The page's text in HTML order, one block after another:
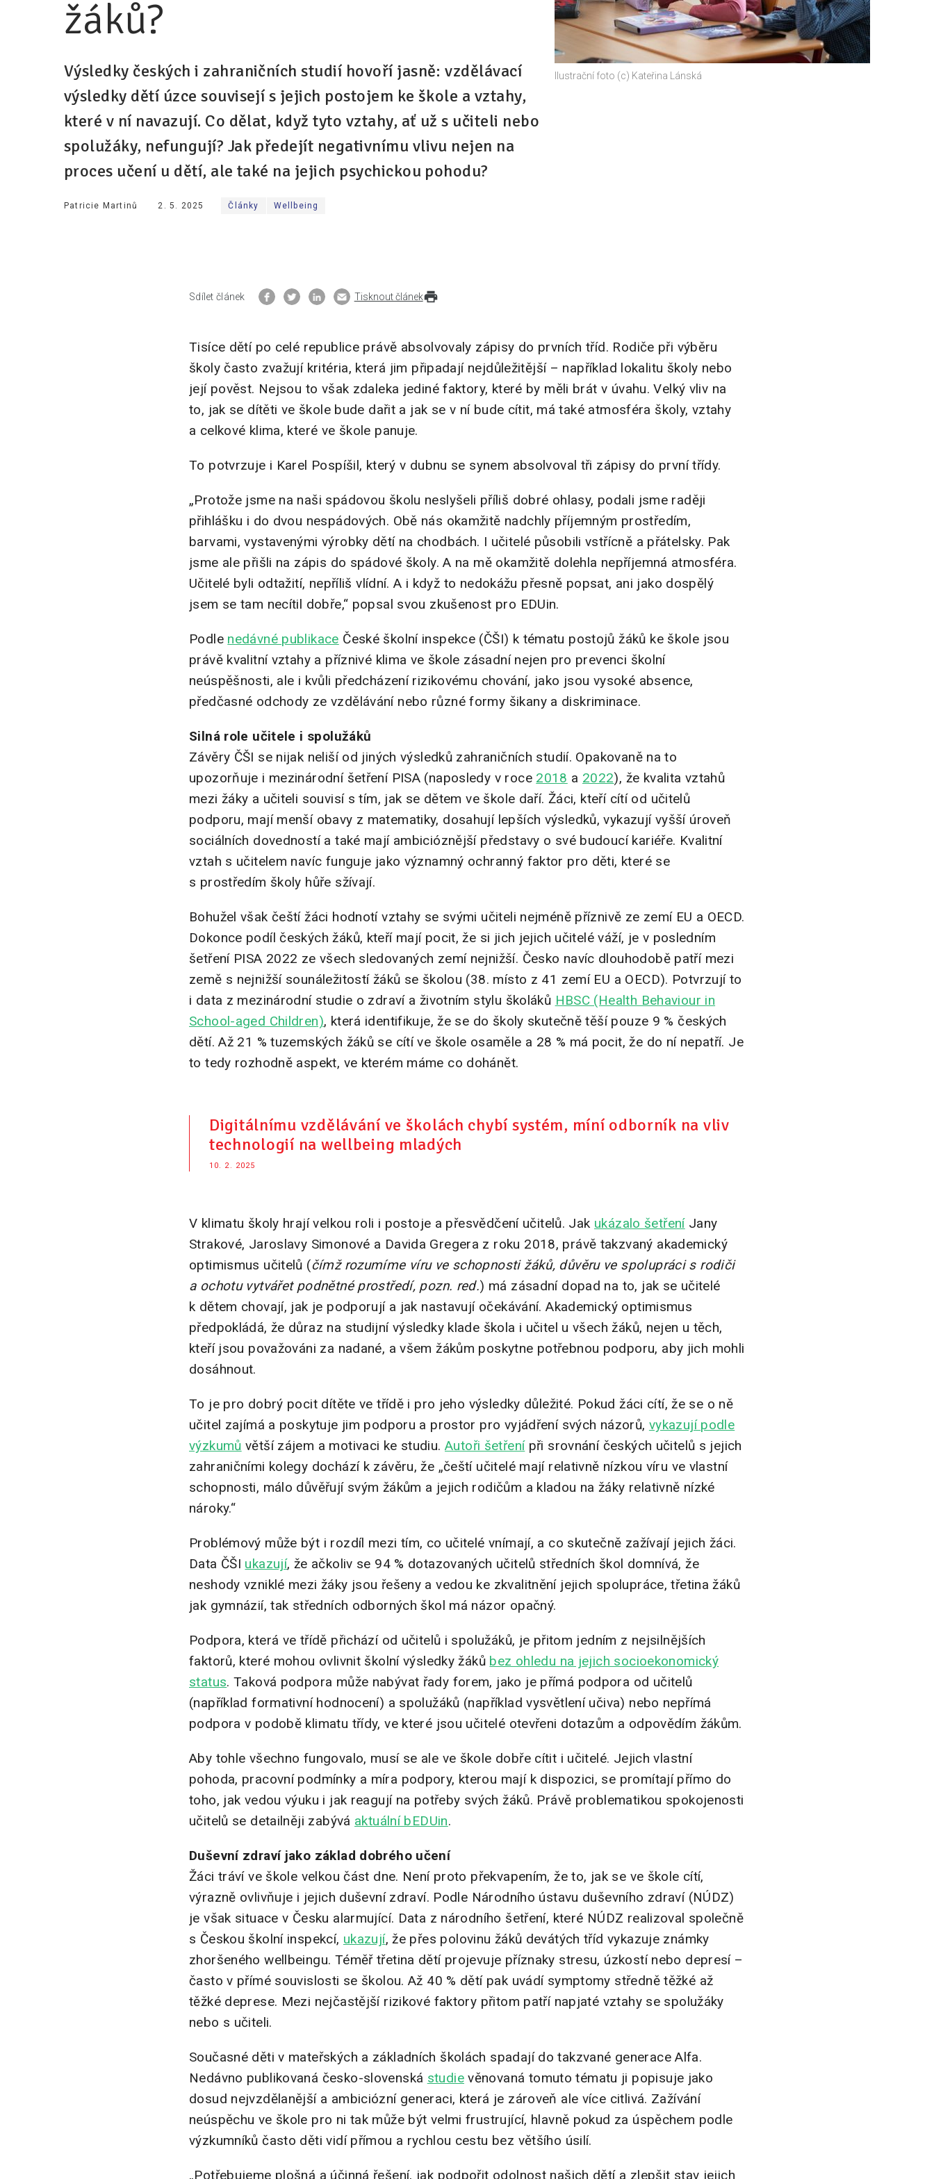
žáků?
Výsledky českých i zahraničních studií hovoří jasně: vzdělávací
výsledky dětí úzce souvisejí s jejich postojem ke škole a vztahy,
které v ní navazují. Co dělat, když tyto vztahy, ať už s učiteli nebo
spolužáky, nefungují? Jak předejít negativnímu vlivu nejen na
proces učení u dětí, ale také na jejich psychickou pohodu?
Patricie Martinů 2. 5. 2025 Články Wellbeing
Ilustrační foto (c) Kateřina Lánská
Sdílet článek Tisknout článek
Tisíce dětí po celé republice právě absolvovaly zápisy do prvních tříd. Rodiče při výběru
školy často zvažují kritéria, která jim připadají nejdůležitější – například lokalitu školy nebo
její pověst. Nejsou to však zdaleka jediné faktory, které by měli brát v úvahu. Velký vliv na
to, jak se dítěti ve škole bude dařit a jak se v ní bude cítit, má také atmosféra školy, vztahy
a celkové klima, které ve škole panuje.
To potvrzuje i Karel Pospíšil, který v dubnu se synem absolvoval tři zápisy do první třídy.
„Protože jsme na naši spádovou školu neslyšeli příliš dobré ohlasy, podali jsme raději
přihlášku i do dvou nespádových. Obě nás okamžitě nadchly příjemným prostředím,
barvami, vystavenými výrobky dětí na chodbách. I učitelé působili vstřícně a přátelsky. Pak
jsme ale přišli na zápis do spádové školy. A na mě okamžitě dolehla nepříjemná atmosféra.
Učitelé byli odtažití, nepříliš vlídní. A i když to nedokážu přesně popsat, ani jako dospělý
jsem se tam necítil dobře,“ popsal svou zkušenost pro EDUin.
Podle nedávné publikace České školní inspekce (ČŠI) k tématu postojů žáků ke škole jsou
právě kvalitní vztahy a příznivé klima ve škole zásadní nejen pro prevenci školní
neúspěšnosti, ale i kvůli předcházení rizikovému chování, jako jsou vysoké absence,
předčasné odchody ze vzdělávání nebo různé formy šikany a diskriminace.
Silná role učitele i spolužáků
Závěry ČŠI se nijak neliší od jiných výsledků zahraničních studií. Opakovaně na to
upozorňuje i mezinárodní šetření PISA (naposledy v roce 2018 a 2022), že kvalita vztahů
mezi žáky a učiteli souvisí s tím, jak se dětem ve škole daří. Žáci, kteří cítí od učitelů
podporu, mají menší obavy z matematiky, dosahují lepších výsledků, vykazují vyšší úroveň
sociálních dovedností a také mají ambicióznější představy o své budoucí kariéře. Kvalitní
vztah s učitelem navíc funguje jako významný ochranný faktor pro děti, které se
s prostředím školy hůře sžívají.
Bohužel však čeští žáci hodnotí vztahy se svými učiteli nejméně příznivě ze zemí EU a OECD.
Dokonce podíl českých žáků, kteří mají pocit, že si jich jejich učitelé váží, je v posledním
šetření PISA 2022 ze všech sledovaných zemí nejnižší. Česko navíc dlouhodobě patří mezi
země s nejnižší sounáležitostí žáků se školou (38. místo z 41 zemí EU a OECD). Potvrzují to
i data z mezinárodní studie o zdraví a životním stylu školáků HBSC (Health Behaviour in
School-aged Children), která identifikuje, že se do školy skutečně těší pouze 9 % českých
dětí. Až 21 % tuzemských žáků se cítí ve škole osaměle a 28 % má pocit, že do ní nepatří. Je
to tedy rozhodně aspekt, ve kterém máme co dohánět.
Digitálnímu vzdělávání ve školách chybí systém, míní odborník na vliv
technologií na wellbeing mladých
10. 2. 2025
V klimatu školy hrají velkou roli i postoje a přesvědčení učitelů. Jak ukázalo šetřeníJany
Strakové, Jaroslavy Simonové a Davida Gregera z roku 2018, právě takzvaný akademický
optimismus učitelů (čímž rozumíme víru ve schopnosti žáků, důvěru ve spolupráci s rodiči
a ochotu vytvářet podnětné prostředí, pozn. red.) má zásadní dopad na to, jak se učitelé
k dětem chovají, jak je podporují a jak nastavují očekávání. Akademický optimismus
předpokládá, že důraz na studijní výsledky klade škola i učitel u všech žáků, nejen u těch,
kteří jsou považováni za nadané, a všem žákům poskytne potřebnou podporu, aby jich mohli
dosáhnout.
To je pro dobrý pocit dítěte ve třídě i pro jeho výsledky důležité. Pokud žáci cítí, že se o ně
učitel zajímá a poskytuje jim podporu a prostor pro vyjádření svých názorů, vykazují podle
výzkumů větší zájem a motivaci ke studiu. Autoři šetřenípři srovnání českých učitelů s jejich
zahraničními kolegy dochází k závěru, že „čeští učitelé mají relativně nízkou víru ve vlastní
schopnosti, málo důvěřují svým žákům a jejich rodičům a kladou na žáky relativně nízké
nároky.“
Problémový může být i rozdíl mezi tím, co učitelé vnímají, a co skutečně zažívají jejich žáci.
Data ČŠI ukazují, že ačkoliv se 94 % dotazovaných učitelů středních škol domnívá, že
neshody vzniklé mezi žáky jsou řešeny a vedou ke zkvalitnění jejich spolupráce, třetina žáků
jak gymnázií, tak středních odborných škol má názor opačný.
Podpora, která ve třídě přichází od učitelů i spolužáků, je přitom jedním z nejsilnějších
faktorů, které mohou ovlivnit školní výsledky žáků bez ohledu na jejich socioekonomický
status. Taková podpora může nabývat řady forem, jako je přímá podpora od učitelů
(například formativní hodnocení) a spolužáků (například vysvětlení učiva) nebo nepřímá
podpora v podobě klimatu třídy, ve které jsou učitelé otevřeni dotazům a odpovědím žákům.
Aby tohle všechno fungovalo, musí se ale ve škole dobře cítit i učitelé. Jejich vlastní
pohoda, pracovní podmínky a míra podpory, kterou mají k dispozici, se promítají přímo do
toho, jak vedou výuku i jak reagují na potřeby svých žáků. Právě problematikou spokojenosti
učitelů se detailněji zabývá aktuální bEDUin.
Duševní zdraví jako základ dobrého učení
Žáci tráví ve škole velkou část dne. Není proto překvapením, že to, jak se ve škole cítí,
výrazně ovlivňuje i jejich duševní zdraví. Podle Národního ústavu duševního zdraví (NÚDZ)
je však situace v Česku alarmující. Data z národního šetření, které NÚDZ realizoval společně
s Českou školní inspekcí, ukazují, že přes polovinu žáků devátých tříd vykazuje známky
zhoršeného wellbeingu. Téměř třetina dětí projevuje příznaky stresu, úzkostí nebo depresí –
často v přímé souvislosti se školou. Až 40 % dětí pak uvádí symptomy středně těžké až
těžké deprese. Mezi nejčastější rizikové faktory přitom patří napjaté vztahy se spolužáky
nebo s učiteli.
Současné děti v mateřských a základních školách spadají do takzvané generace Alfa.
Nedávno publikovaná česko-slovenská studievěnovaná tomuto tématu ji popisuje jako
dosud nejvzdělanější a ambiciózní generaci, která je zároveň ale více citlivá. Zažívání
neúspěchu ve škole pro ni tak může být velmi frustrující, hlavně pokud za úspěchem podle
výzkumníků často děti vidí přímou a rychlou cestu bez většího úsilí.
„Potřebujeme plošná a účinná řešení, jak podpořit odolnost našich dětí a zlepšit stav jejich